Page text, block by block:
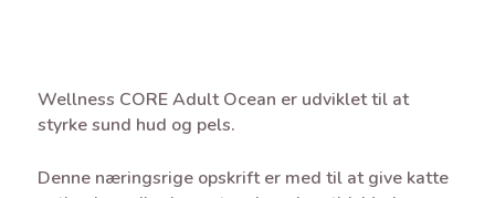
Wellness CORE Adult Ocean er udviklet til at
styrke sund hud og pels.
Denne næringsrige opskrift er med til at give katte